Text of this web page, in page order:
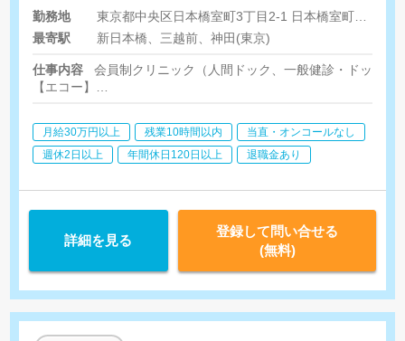
ます。 （別途残業代支給あ
り）
勤務地
東京都中央区日本橋室町3丁目2-1 日本橋室町三井タワー7F
最寄駅
新日本橋、三越前、神田(東京)
仕事内容
会員制クリニック（人間ドック、一般健診・ドック）
【エコー】
【その他生理検査】
心電図、ABI、視力・眼底、聴力、呼吸機能※採血なし
月給30万円以上 残業10時間以内
当直・オンコールなし
週休2日以上
年間休日120日以上 退職金あり
詳細を見る
登録して問い合せる
(無料)